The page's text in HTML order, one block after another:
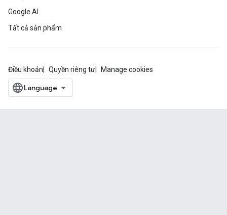
Google AI
Tất cả sản phẩm
Điều khoản Quyền riêng tư Manage cookies